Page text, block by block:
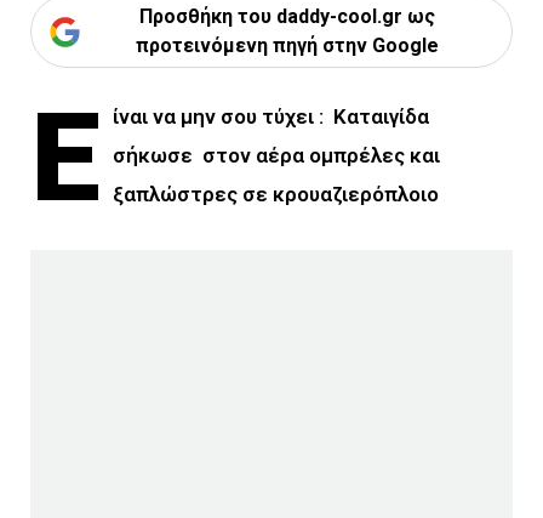
Προσθήκη του daddy-cool.gr ως
προτεινόμενη πηγή στην Google
Ε
ίναι να μην σου τύχει : Καταιγίδα
σήκωσε στον αέρα ομπρέλες και
ξαπλώστρες σε κρουαζιερόπλοιο